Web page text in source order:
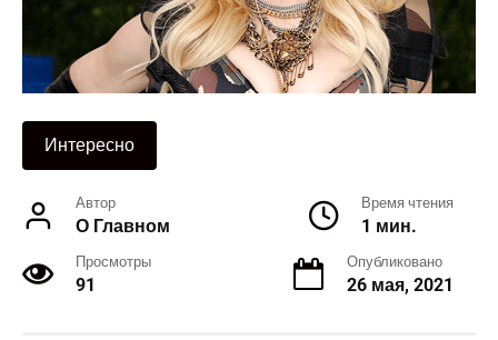
Интересно
Автор
О Главном
Время чтения
1 мин.
Просмотры
91
Опубликовано
26 мая, 2021